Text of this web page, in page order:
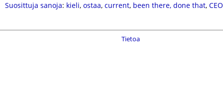
Suosittuja sanoja: kieli, ostaa, current, been there, done that, CEO
Tietoa